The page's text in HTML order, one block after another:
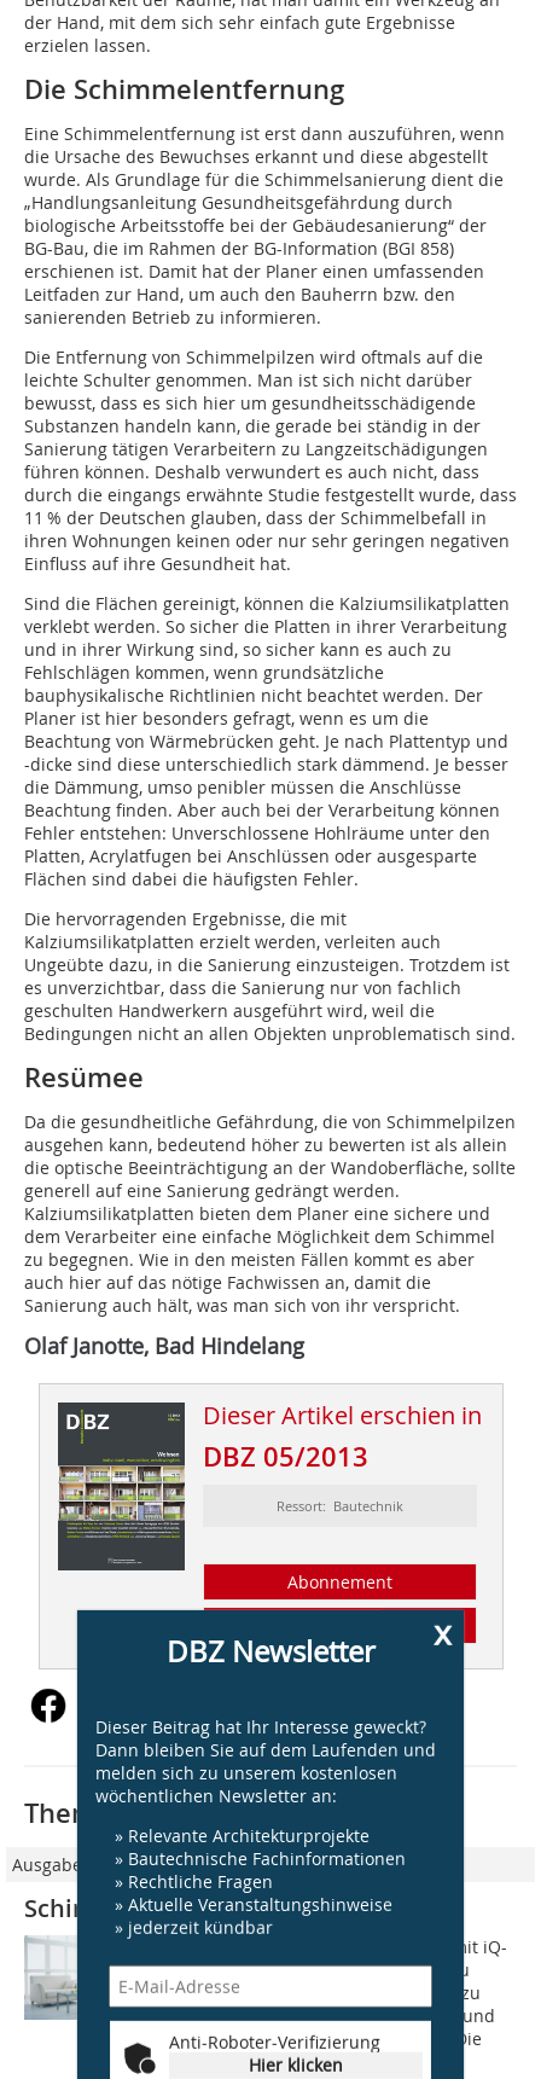
der Hand, mit dem sich sehr einfach gute Ergebnisse
erzielen lassen.
Die Schimmelentfernung
Eine Schimmelentfernung ist erst dann auszuführen, wenn
die Ursache des Bewuchses erkannt und diese abgestellt
wurde. Als Grundlage für die Schimmelsanierung dient die
„Handlungsanleitung Gesundheitsgefährdung durch
biologische Arbeitsstoffe bei der Gebäudesanierung“ der
BG-Bau, die im Rahmen der BG-Information (BGI 858)
erschienen ist. Damit hat der Planer einen umfassenden
Leitfaden zur Hand, um auch den Bauherrn bzw. den
sanierenden Betrieb zu informieren.
Die Entfernung von Schimmelpilzen wird oftmals auf die
leichte Schulter genommen. Man ist sich nicht darüber
bewusst, dass es sich hier um gesundheitsschädigende
Substanzen handeln kann, die gerade bei ständig in der
Sanierung tätigen Verarbeitern zu Langzeitschädigungen
führen können. Deshalb verwundert es auch nicht, dass
durch die eingangs erwähnte Studie festgestellt wurde, dass
11 % der Deutschen glauben, dass der Schimmelbefall in
ihren Wohnungen keinen oder nur sehr geringen negativen
Einfluss auf ihre Gesundheit hat.
Sind die Flächen gereinigt, können die Kalziumsilikatplatten
verklebt werden. So sicher die Platten in ihrer Verarbeitung
und in ihrer Wirkung sind, so sicher kann es auch zu
Fehlschlägen kommen, wenn grundsätzliche
bauphysikalische Richtlinien nicht beachtet werden. Der
Planer ist hier besonders gefragt, wenn es um die
Beachtung von Wärmebrücken geht. Je nach Plattentyp und
-dicke sind diese unterschiedlich stark dämmend. Je besser
die Dämmung, umso penibler müssen die Anschlüsse
Beachtung finden. Aber auch bei der Verarbeitung können
Fehler entstehen: Unverschlossene Hohlräume unter den
Platten, Acrylatfugen bei Anschlüssen oder ausgesparte
Flächen sind dabei die häufigsten Fehler.
Die hervorragenden Ergebnisse, die mit
Kalziumsilikatplatten erzielt werden, verleiten auch
Ungeübte dazu, in die Sanierung einzusteigen. Trotzdem ist
es unverzichtbar, dass die Sanierung nur von fachlich
geschulten Handwerkern ausgeführt wird, weil die
Bedingungen nicht an allen Objekten unproblematisch sind.
Resümee
Da die gesundheitliche Gefährdung, die von Schimmelpilzen
ausgehen kann, bedeutend höher zu bewerten ist als allein
die optische Beeinträchtigung an der Wandoberfläche, sollte
generell auf eine Sanierung gedrängt werden.
Kalziumsilikatplatten bieten dem Planer eine sichere und
dem Verarbeiter eine einfache Möglichkeit dem Schimmel
zu begegnen. Wie in den meisten Fällen kommt es aber
auch hier auf das nötige Fachwissen an, damit die
Sanierung auch hält, was man sich von ihr verspricht.
Olaf Janotte, Bad Hindelang
Dieser Artikel erschien in
DBZ 05/2013
Ressort: Bautechnik
Abonnement
x
DBZ Newsletter
Dieser Beitrag hat Ihr Interesse geweckt?
Dann bleiben Sie auf dem Laufenden und
melden sich zu unserem kostenlosen
wöchentlichen Newsletter an:
» Relevante Architekturprojekte
» Bautechnische Fachinformationen
» Rechtliche Fragen
» Aktuelle Veranstaltungshinweise
» jederzeit kündbar
Anti-Roboter-Verifizierung
Hier klicken
Thematisch passende Artikel:
Ausgabe 01/2015
Schimmelsanierung
Die intelligente Schimmelsanierung mit iQ-
Therm?30 schließt die Risiken einer zu
hohen Wandoberflächenfeuchte und zu
geringer Oberflächentemperatur aus und
wirkt zudem hoch wärmedämmend. Die